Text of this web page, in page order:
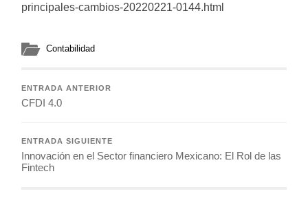
principales-cambios-20220221-0144.html
Contabilidad
ENTRADA ANTERIOR
CFDI 4.0
ENTRADA SIGUIENTE
Innovación en el Sector financiero Mexicano: El Rol de las
Fintech